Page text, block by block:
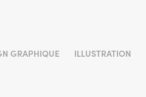
GRAPHIQUE ILLUSTRATION